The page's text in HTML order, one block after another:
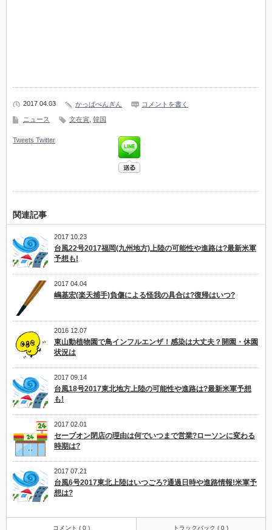
2017 04.03 かっぱぺんぎん コメントを書く
ニュース 文在寅 韓国
Tweets Twitter
関連記事
2017 10.23
台風22号2017福岡(九州地方)上陸の可能性や進路は?最新米軍
予想も!
2017 04.04
嶋基宏(楽天捕手)負傷による怪我の具合は?復帰はいつ?
2016 12.07
東山動植物園で鳥インフルエンザ！感染は大丈夫？開園・休園
状況は
2017 09.14
台風18号2017東北地方上陸の可能性や進路は?最新米軍予想
も!
2017 02.01
セーブオン閉店の理由は何でいつまで営業?ローソンに変わる
時期は?
2017 07.21
台風6号2017東北上陸はいつごろ?通過日時や進路情報!米軍予
想は?
コメント ( 0 ) トラックバック ( 0 )